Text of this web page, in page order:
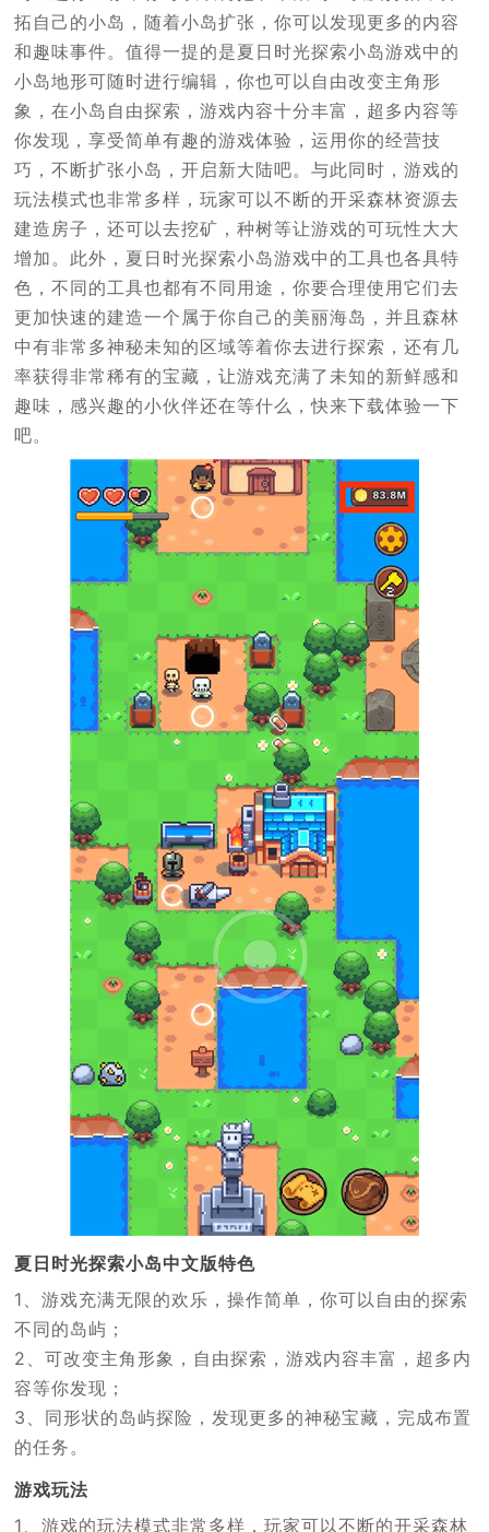
拓自己的小岛，随着小岛扩张，你可以发现更多的内容
和趣味事件。值得一提的是夏日时光探索小岛游戏中的
小岛地形可随时进行编辑，你也可以自由改变主角形
象，在小岛自由探索，游戏内容十分丰富，超多内容等
你发现，享受简单有趣的游戏体验，运用你的经营技
巧，不断扩张小岛，开启新大陆吧。与此同时，游戏的
玩法模式也非常多样，玩家可以不断的开采森林资源去
建造房子，还可以去挖矿，种树等让游戏的可玩性大大
增加。此外，夏日时光探索小岛游戏中的工具也各具特
色，不同的工具也都有不同用途，你要合理使用它们去
更加快速的建造一个属于你自己的美丽海岛，并且森林
中有非常多神秘未知的区域等着你去进行探索，还有几
率获得非常稀有的宝藏，让游戏充满了未知的新鲜感和
趣味，感兴趣的小伙伴还在等什么，快来下载体验一下
吧。
夏日时光探索小岛中文版特色
1、游戏充满无限的欢乐，操作简单，你可以自由的探索
不同的岛屿；
2、可改变主角形象，自由探索，游戏内容丰富，超多内
容等你发现；
3、同形状的岛屿探险，发现更多的神秘宝藏，完成布置
的任务。
游戏玩法
1、游戏的玩法模式非常多样，玩家可以不断的开采森林